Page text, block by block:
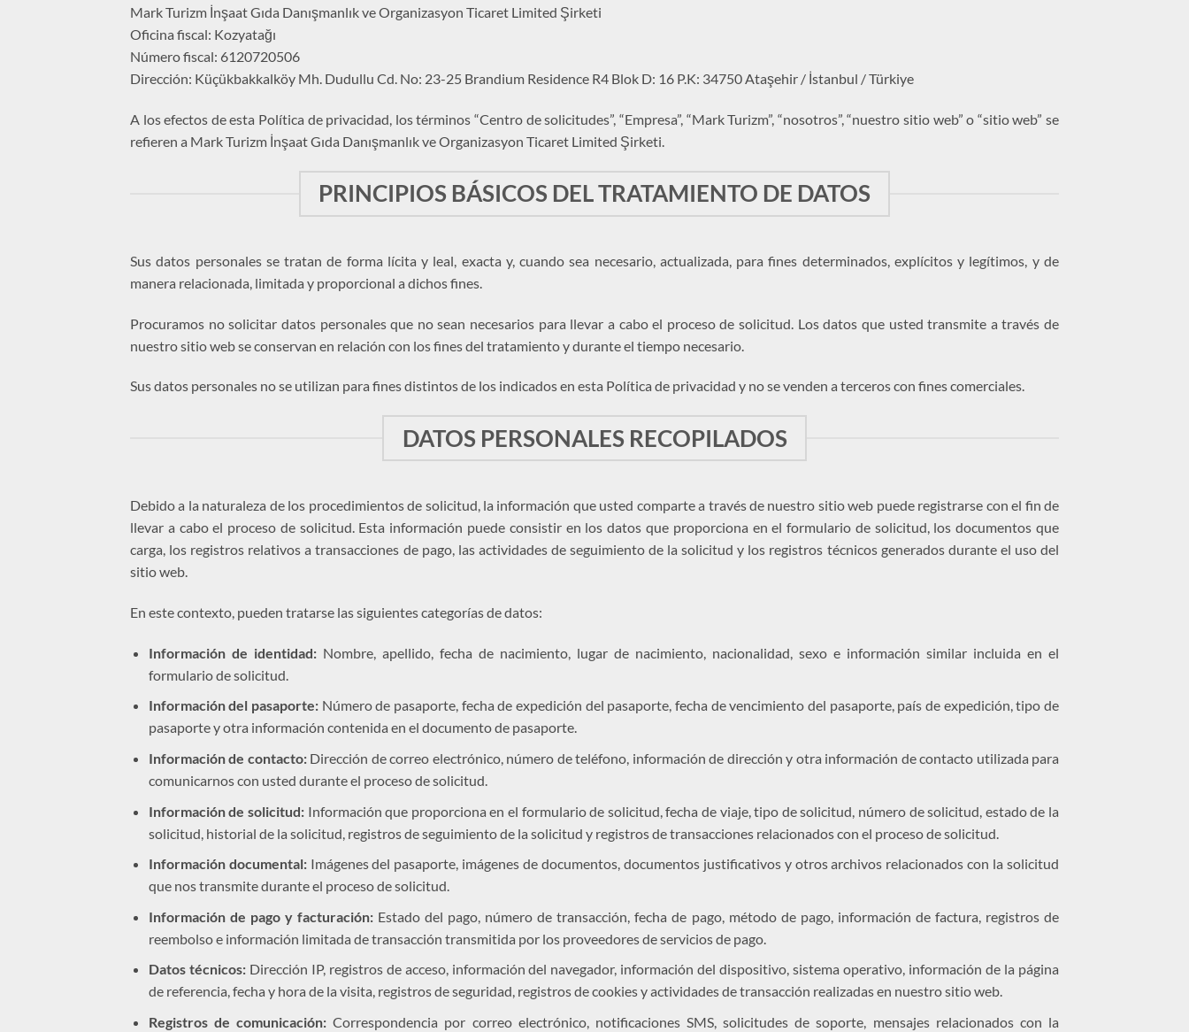
Mark Turizm İnşaat Gıda Danışmanlık ve Organizasyon Ticaret Limited Şirketi
Oficina fiscal: Kozyatağı
Número fiscal: 6120720506
Dirección: Küçükbakkalköy Mh. Dudullu Cd. No: 23-25 Brandium Residence R4 Blok D: 16 P.K: 34750 Ataşehir / İstanbul / Türkiye
A los efectos de esta Política de privacidad, los términos “Centro de solicitudes”, “Empresa”, “Mark Turizm”, “nosotros”, “nuestro sitio web” o “sitio web” se
refieren a Mark Turizm İnşaat Gıda Danışmanlık ve Organizasyon Ticaret Limited Şirketi.
PRINCIPIOS BÁSICOS DEL TRATAMIENTO DE DATOS
Sus datos personales se tratan de forma lícita y leal, exacta y, cuando sea necesario, actualizada, para fines determinados, explícitos y legítimos, y de
manera relacionada, limitada y proporcional a dichos fines.
Procuramos no solicitar datos personales que no sean necesarios para llevar a cabo el proceso de solicitud. Los datos que usted transmite a través de
nuestro sitio web se conservan en relación con los fines del tratamiento y durante el tiempo necesario.
Sus datos personales no se utilizan para fines distintos de los indicados en esta Política de privacidad y no se venden a terceros con fines comerciales.
DATOS PERSONALES RECOPILADOS
Debido a la naturaleza de los procedimientos de solicitud, la información que usted comparte a través de nuestro sitio web puede registrarse con el fin de
llevar a cabo el proceso de solicitud. Esta información puede consistir en los datos que proporciona en el formulario de solicitud, los documentos que
carga, los registros relativos a transacciones de pago, las actividades de seguimiento de la solicitud y los registros técnicos generados durante el uso del
sitio web.
En este contexto, pueden tratarse las siguientes categorías de datos:
Información de identidad:Nombre, apellido, fecha de nacimiento, lugar de nacimiento, nacionalidad, sexo e información similar incluida en el
formulario de solicitud.
Información del pasaporte: Número de pasaporte, fecha de expedición del pasaporte, fecha de vencimiento del pasaporte, país de expedición, tipo de
pasaporte y otra información contenida en el documento de pasaporte.
Información de contacto:Dirección de correo electrónico, número de teléfono, información de dirección y otra información de contacto utilizada para
comunicarnos con usted durante el proceso de solicitud.
Información de solicitud: Información que proporciona en el formulario de solicitud, fecha de viaje, tipo de solicitud, número de solicitud, estado de la
solicitud, historial de la solicitud, registros de seguimiento de la solicitud y registros de transacciones relacionados con el proceso de solicitud.
Información documental:Imágenes del pasaporte, imágenes de documentos, documentos justificativos y otros archivos relacionados con la solicitud
que nos transmite durante el proceso de solicitud.
Información de pago y facturación: Estado del pago, número de transacción, fecha de pago, método de pago, información de factura, registros de
reembolso e información limitada de transacción transmitida por los proveedores de servicios de pago.
Datos técnicos:Dirección IP, registros de acceso, información del navegador, información del dispositivo, sistema operativo, información de la página
de referencia, fecha y hora de la visita, registros de seguridad, registros de cookies y actividades de transacción realizadas en nuestro sitio web.
Registros de comunicación: Correspondencia por correo electrónico, notificaciones SMS, solicitudes de soporte, mensajes relacionados con la